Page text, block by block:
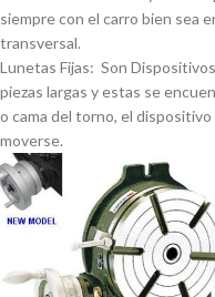
siempre con el carro bien sea
transversal.
Lunetas Fijas: Son
piezas largas y estas se
o cama del torno, el
moverse.